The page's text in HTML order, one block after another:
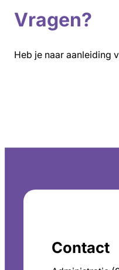
Vragen?
Heb je naar aanleiding
Contact